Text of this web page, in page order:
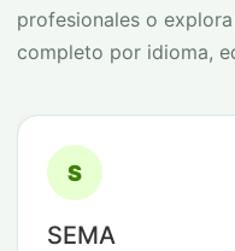
profesionales o
completo por idioma,
S
SEMA